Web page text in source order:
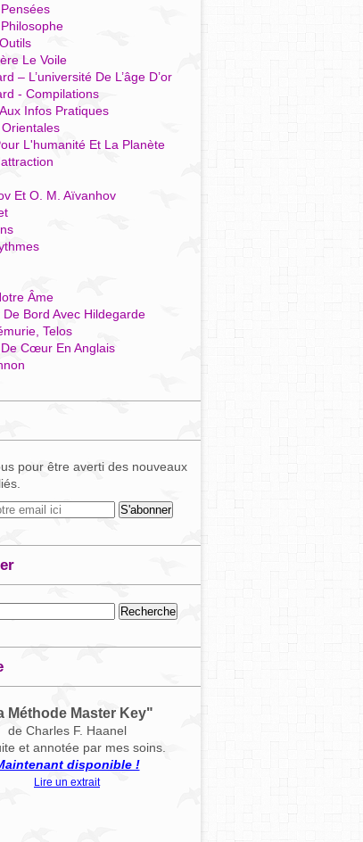
Le Voile
– L’université De L’âge D’or
- Compilations
Infos Pratiques
L'humanité Et La Planète
Et O. M. Aïvanhov
Âme
Bord Avec Hildegarde
Telos
Cœur En Anglais
pour être averti des nouveaux
Méthode Master Key"
de Charles F. Haanel
et annotée par mes soins.
disponible !
Lire un extrait